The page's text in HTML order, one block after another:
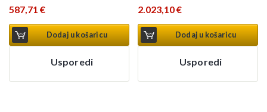
587,71 €
Dodaj u košaricu
Usporedi
2.023,10€
Dodaj u košaricu
Usporedi